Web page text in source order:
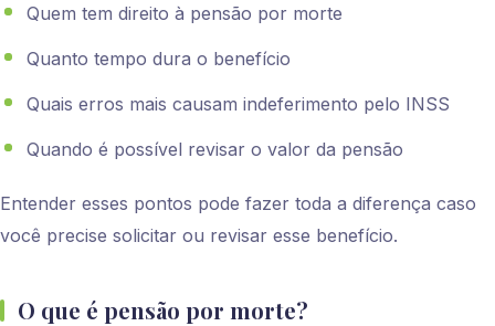
Quem tem direito à pensão por morte
Quanto tempo dura o benefício
Quais erros mais causam indeferimento pelo INSS
Quando é possível revisar o valor da pensão
Entender esses pontos pode fazer toda a diferença caso
você precise solicitar ou revisar esse benefício.
O que é pensão por morte?